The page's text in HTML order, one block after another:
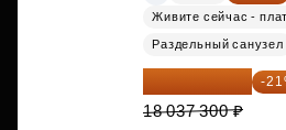
Живите сейчас -
Раздельный санузел
14 249 467 ₽ -
18 037 300 ₽